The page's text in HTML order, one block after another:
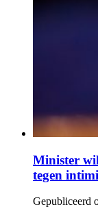
Minister
tegen
Gepubliceerd